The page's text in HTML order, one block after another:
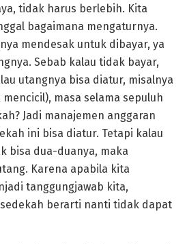
tidak harus berlebih. Kita
bagaimana mengaturnya.
mendesak untuk dibayar, ya
Sebab kalau tidak bayar,
utangnya bisa diatur, misalnya
masa selama sepuluh
Jadi manajemen anggaran
ini bisa diatur. Tetapi kalau
bisa dua-duanya, maka
Karena apabila kita
tanggungjawab kita,
berarti nanti tidak dapat